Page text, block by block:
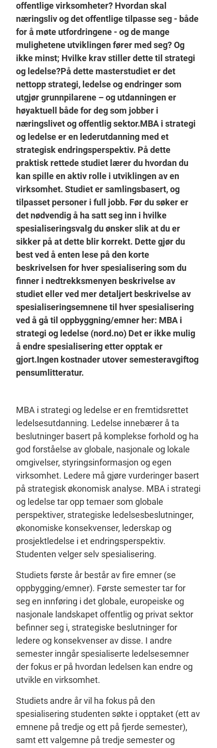
offentlige virksomheter? Hvordan skal
næringsliv og det offentlige tilpasse seg - både
for å møte utfordringene - og de mange
mulighetene utviklingen fører med seg? Og
ikke minst; Hvilke krav stiller dette til strategi
og ledelse?På dette masterstudiet er det
nettopp strategi, ledelse og endringer som
utgjør grunnpilarene – og utdanningen er
høyaktuell både for deg som jobber i
næringslivet og offentlig sektor.MBA i strategi
og ledelse er en lederutdanning med et
strategisk endringsperspektiv. På dette
praktisk rettede studiet lærer du hvordan du
kan spille en aktiv rolle i utviklingen av en
virksomhet. Studiet er samlingsbasert, og
tilpasset personer i full jobb. Før du søker er
det nødvendig å ha satt seg inn i hvilke
spesialiseringsvalg du ønsker slik at du er
sikker på at dette blir korrekt. Dette gjør du
best ved å enten lese på den korte
beskrivelsen for hver spesialisering som du
finner i nedtrekksmenyen beskrivelse av
studiet eller ved mer detaljert beskrivelse av
spesialiseringsemnene til hver spesialisering
ved å gå til oppbyggning/emner her: MBA i
strategi og ledelse (nord.no) Det er ikke mulig
å endre spesialisering etter opptak er
gjort.Ingen kostnader utover semesteravgiftog
pensumlitteratur.
MBA i strategi og ledelse er en fremtidsrettet
ledelsesutdanning. Ledelse innebærer å ta
beslutninger basert på komplekse forhold og ha
god forståelse av globale, nasjonale og lokale
omgivelser, styringsinformasjon og egen
virksomhet. Ledere må gjøre vurderinger basert
på strategisk økonomisk analyse. MBA i strategi
og ledelse tar opp temaer som globale
perspektiver, strategiske ledelsesbeslutninger,
økonomiske konsekvenser, lederskap og
prosjektledelse i et endringsperspektiv.
Studenten velger selv spesialisering.
Studiets første år består av fire emner (se
oppbygging/emner). Første semester tar for
seg en innføring i det globale, europeiske og
nasjonale landskapet offentlig og privat sektor
befinner seg i, strategiske beslutninger for
ledere og konsekvenser av disse. I andre
semester inngår spesialiserte ledelsesemner
der fokus er på hvordan ledelsen kan endre og
utvikle en virksomhet.
Studiets andre år vil ha fokus på den
spesialisering studenten søkte i opptaket (ett av
emnene på tredje og ett på fjerde semester),
samt ett valgemne på tredje semester og